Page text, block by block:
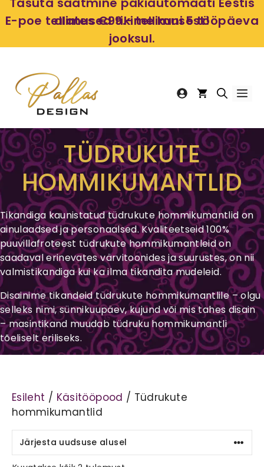
to
content
alates €99.- tellimusest!
E-poe tellimused tikime kuni 5 tööpäeva
jooksul.
TÜDRUKUTE
HOMMIKUMANTLID
Tikandiga kaunistatud tüdrukute hommikumantlid on
ainulaadsed ja personaalsed. Kvaliteetseid 100%
puuvillafroteest tüdrukute hommikumantleid on
saadaval erinevates värvitoonides ja suurustes, on nii
valmistikandiga kui ka ilma tikandita mudeleid.
Disainime tikandeid tüdrukute hommikumantlile – olgu
selleks nimi, sünnikuupäev, kujund või mis tahes disain
– masintikand muudab tüdruku hommikumantli
tõeliselt eriliseks.
Esileht / Käsitööpood / Tüdrukute
hommikumantlid